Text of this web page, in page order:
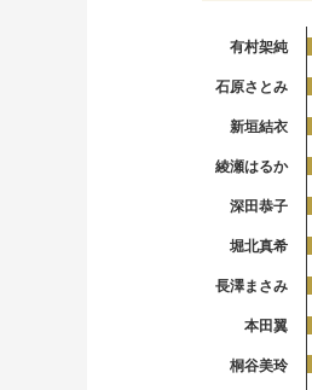
有村架純
石原さとみ
新垣結衣
綾瀬はるか
深田恭子
堀北真希
長澤まさみ
本田翼
桐谷美玲